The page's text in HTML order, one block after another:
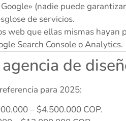
(nadie puede
de servicios.
web que ellas mismas hayan
Search Console o Analytics.
de
para 2025:
– $4.500.000 COP.